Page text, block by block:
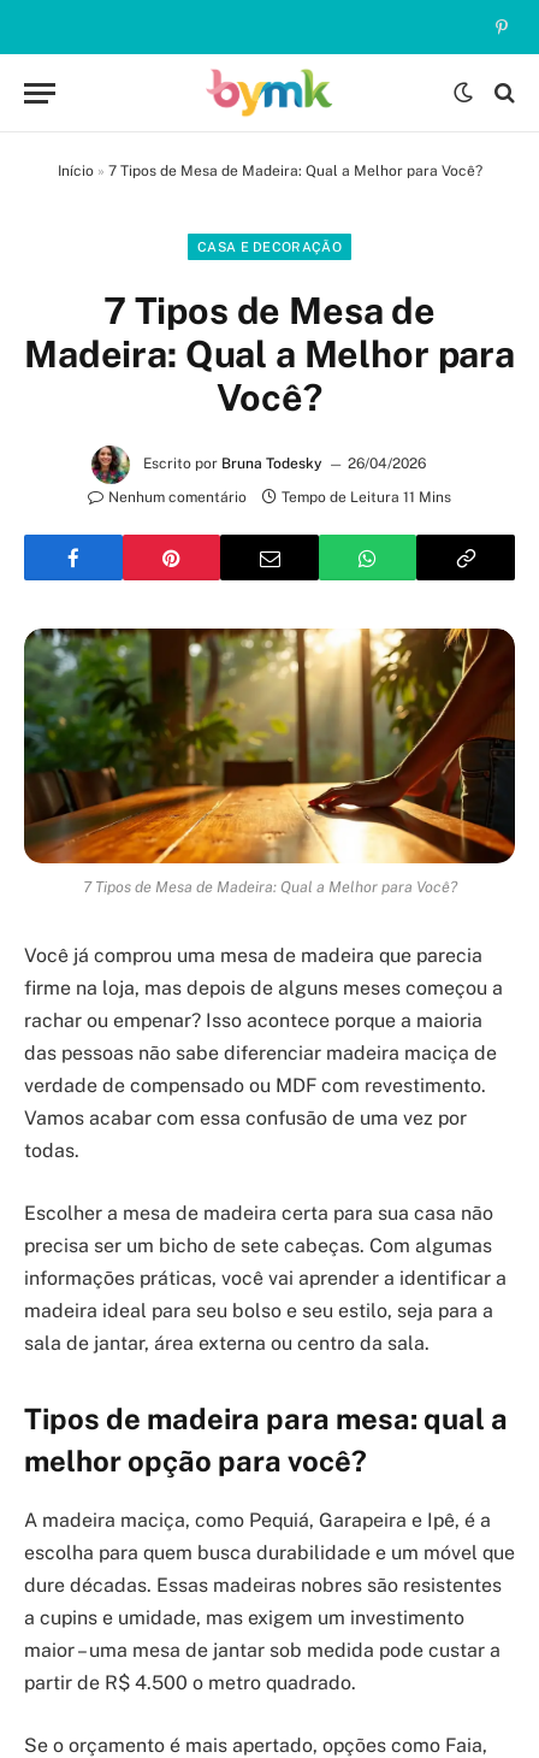
Início» 7 Tipos de Mesa de Madeira: Qual a Melhor para Você?
CASA E DECORAÇÃO
7 Tipos de Mesa de
Madeira: Qual a Melhor para
Você?
Escrito por Bruna Todesky
26/04/2026
Nenhum comentário
Tempo de Leitura 11 Mins
7 Tipos de Mesa de Madeira: Qual a Melhor para Você?
Você já comprou uma mesa de madeira que parecia
firme na loja, mas depois de alguns meses começou a
rachar ou empenar? Isso acontece porque a maioria
das pessoas não sabe diferenciar madeira maciça de
verdade de compensado ou MDF com revestimento.
Vamos acabar com essa confusão de uma vez por
todas.
Escolher a mesa de madeira certa para sua casa não
precisa ser um bicho de sete cabeças. Com algumas
informações práticas, você vai aprender a identificar a
madeira ideal para seu bolso e seu estilo, seja para a
sala de jantar, área externa ou centro da sala.
Tipos de madeira para mesa: qual a
melhor opção para você?
A madeira maciça, como Pequiá, Garapeira e Ipê, é a
escolha para quem busca durabilidade e um móvel que
dure décadas. Essas madeiras nobres são resistentes
a cupins e umidade, mas exigem um investimento
maior – uma mesa de jantar sob medida pode custar a
partir de R$ 4.500 o metro quadrado.
Se o orçamento é mais apertado, opções como Faia,